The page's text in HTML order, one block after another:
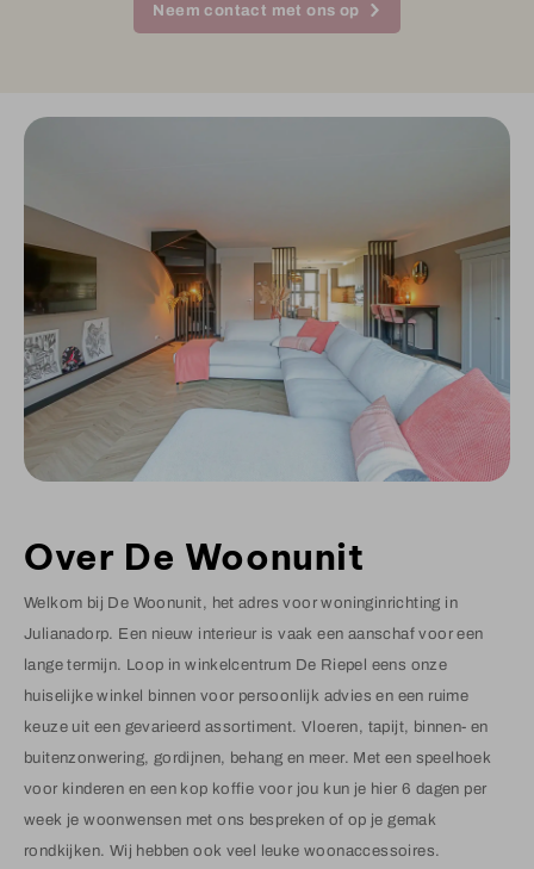
Neem contact met ons op
Over De Woonunit
Welkom bij De Woonunit, het adres voor woninginrichting in
Julianadorp. Een nieuw interieur is vaak een aanschaf voor een
lange termijn. Loop in winkelcentrum De Riepel eens onze
huiselijke winkel binnen voor persoonlijk advies en een ruime
keuze uit een gevarieerd assortiment. Vloeren, tapijt, binnen- en
buitenzonwering, gordijnen, behang en meer. Met een speelhoek
voor kinderen en een kop koffie voor jou kun je hier 6 dagen per
week je woonwensen met ons bespreken of op je gemak
rondkijken. Wij hebben ook veel leuke woonaccessoires.